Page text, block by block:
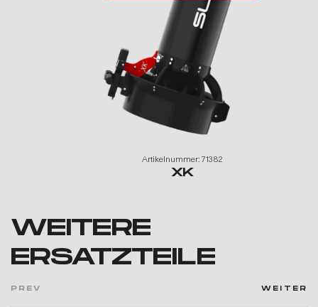
Artikelnummer: 71382
XK
WEITERE
ERSATZTEILE
PREV WEITER